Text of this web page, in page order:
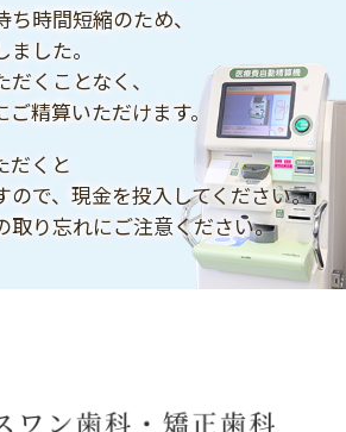
時間短縮のため、
した。
くことなく、
精算いただけます。
だくと
ので、現金を投入してください。
取り忘れにご注意ください。